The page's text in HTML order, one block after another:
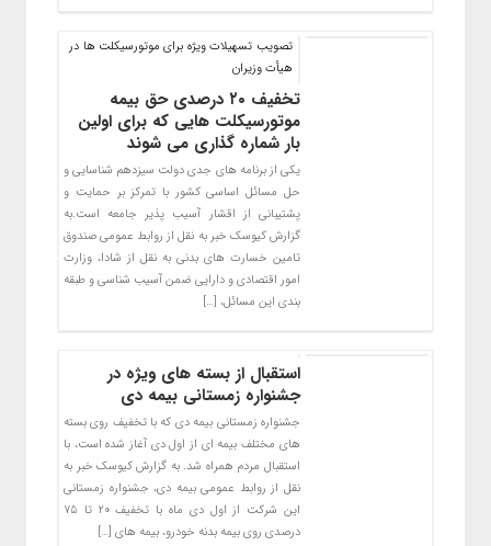
تصویب تسهیلات ویژه برای موتورسیكلت ها در
هیأت وزیران
تخفیف ۲۰ درصدی حق بیمه
موتورسیکلت هایی که برای اولین
بار شماره گذاری می شوند
یکی از برنامه های جدی دولت سیزدهم شناسایی و
حل مسائل اساسی کشور با تمرکز بر حمایت و
پشتیبانی از اقشار آسیب پذیر جامعه است.به
گزارش کیوسک خبر به نقل از روابط عمومی صندوق
تامین خسارت های بدنی به نقل از شادا، وزارت
امور اقتصادی و دارایی ضمن آسیب شناسی و طبقه
بندی این مسائل، […]
استقبال از بسته های ویژه در
جشنواره زمستانی بیمه دی
جشنواره زمستانی بیمه دی که با تخفیف روی بسته
های مختلف بیمه ای از اول دی آغاز شده است، با
استقبال مردم همراه شد. به گزارش کیوسک خبر به
نقل از روابط عمومی بیمه دی، جشنواره زمستانی
این شرکت از اول دی ماه با تخفیف ۲۰ تا ۷۵
درصدی روی بیمه بدنه خودرو، بیمه های […]